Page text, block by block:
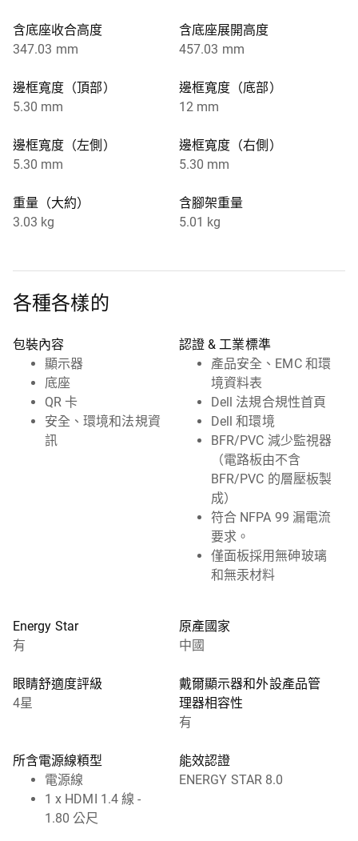
含底座收合高度
347.03 mm
含底座展開高度
457.03 mm
邊框寬度（頂部）
5.30 mm
邊框寬度（底部）
12 mm
邊框寬度（左側）
5.30 mm
邊框寬度（右側）
5.30 mm
重量（大約）
3.03 kg
含腳架重量
5.01 kg
各種各樣的
包裝內容
顯示器
底座
QR 卡
安全、環境和法規資
訊
認證 & 工業標準
產品安全、EMC 和環
境資料表
Dell 法規合規性首頁
Dell 和環境
BFR/PVC 減少監視器
（電路板由不含
BFR/PVC 的層壓板製
成）
符合 NFPA 99 漏電流
要求。
僅面板採用無砷玻璃
和無汞材料
Energy Star
有
原產國家
中國
眼睛舒適度評級
4星
戴爾顯示器和外設產品管
理器相容性
有
所含電源線頪型
電源線
1 x HDMI 1.4 線 -
1.80 公尺
能效認證
ENERGY STAR 8.0